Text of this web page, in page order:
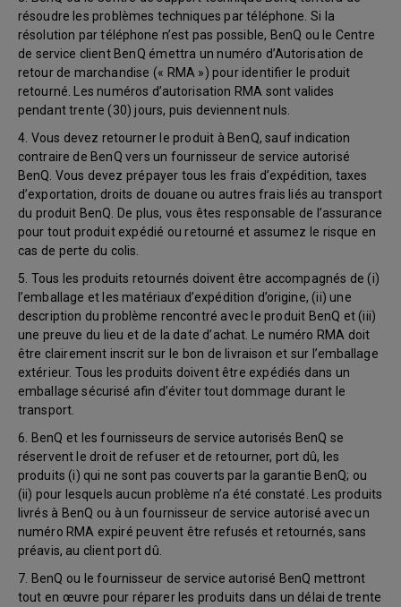
résoudre les problèmes techniques par téléphone. Si la
résolution par téléphone n’est pas possible, BenQ ou le Centre
de service client BenQ émettra un numéro d’Autorisation de
retour de marchandise (« RMA ») pour identifier le produit
retourné. Les numéros d’autorisation RMA sont valides
pendant trente (30) jours, puis deviennent nuls.
4. Vous devez retourner le produit à BenQ, sauf indication
contraire de BenQ vers un fournisseur de service autorisé
BenQ. Vous devez prépayer tous les frais d’expédition, taxes
d’exportation, droits de douane ou autres frais liés au transport
du produit BenQ. De plus, vous êtes responsable de l’assurance
pour tout produit expédié ou retourné et assumez le risque en
cas de perte du colis.
5. Tous les produits retournés doivent être accompagnés de (i)
l’emballage et les matériaux d’expédition d’origine, (ii) une
description du problème rencontré avec le produit BenQ et (iii)
une preuve du lieu et de la date d’achat. Le numéro RMA doit
être clairement inscrit sur le bon de livraison et sur l’emballage
extérieur. Tous les produits doivent être expédiés dans un
emballage sécurisé afin d’éviter tout dommage durant le
transport.
6. BenQ et les fournisseurs de service autorisés BenQ se
réservent le droit de refuser et de retourner, port dû, les
produits (i) qui ne sont pas couverts par la garantie BenQ; ou
(ii) pour lesquels aucun problème n’a été constaté. Les produits
livrés à BenQ ou à un fournisseur de service autorisé avec un
numéro RMA expiré peuvent être refusés et retournés, sans
préavis, au client port dû.
7. BenQ ou le fournisseur de service autorisé BenQ mettront
tout en œuvre pour réparer les produits dans un délai de trente